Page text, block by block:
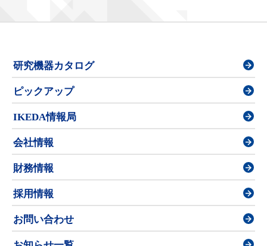
研究機器カタログ
ピックアップ
IKEDA情報局
会社情報
財務情報
採用情報
お問い合わせ